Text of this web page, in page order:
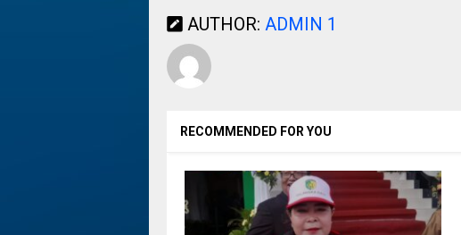
AUTHOR: ADMIN 1
RECOMMENDED FOR YOU